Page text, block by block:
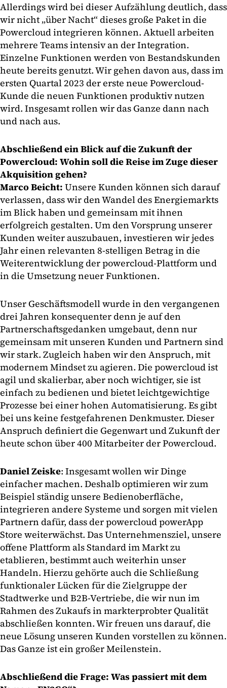
Allerdings wird bei dieser Aufzählung deutlich, dass
wir nicht „über Nacht“ dieses große Paket in die
Powercloud integrieren können. Aktuell arbeiten
mehrere Teams intensiv an der Integration.
Einzelne Funktionen werden von Bestandskunden
heute bereits genutzt. Wir gehen davon aus, dass im
ersten Quartal 2023 der erste neue Powercloud-
Kunde die neuen Funktionen produktiv nutzen
wird. Insgesamt rollen wir das Ganze dann nach
und nach aus.
Abschließend ein Blick auf die Zukunft der
Powercloud: Wohin soll die Reise im Zuge dieser
Akquisition gehen?
Marco Beicht: Unsere Kunden können sich darauf
verlassen, dass wir den Wandel des Energiemarkts
im Blick haben und gemeinsam mit ihnen
erfolgreich gestalten. Um den Vorsprung unserer
Kunden weiter auszubauen, investieren wir jedes
Jahr einen relevanten 8-stelligen Betrag in die
Weiterentwicklung der powercloud-Plattform und
in die Umsetzung neuer Funktionen.
Unser Geschäftsmodell wurde in den vergangenen
drei Jahren konsequenter denn je auf den
Partnerschaftsgedanken umgebaut, denn nur
gemeinsam mit unseren Kunden und Partnern sind
wir stark. Zugleich haben wir den Anspruch, mit
modernem Mindset zu agieren. Die powercloud ist
agil und skalierbar, aber noch wichtiger, sie ist
einfach zu bedienen und bietet leichtgewichtige
Prozesse bei einer hohen Automatisierung. Es gibt
bei uns keine festgefahrenen Denkmuster. Dieser
Anspruch definiert die Gegenwart und Zukunft der
heute schon über 400 Mitarbeiter der Powercloud.
Daniel Zeiske: Insgesamt wollen wir Dinge
einfacher machen. Deshalb optimieren wir zum
Beispiel ständig unsere Bedienoberfläche,
integrieren andere Systeme und sorgen mit vielen
Partnern dafür, dass der powercloud powerApp
Store weiterwächst. Das Unternehmensziel, unsere
offene Plattform als Standard im Markt zu
etablieren, bestimmt auch weiterhin unser
Handeln. Hierzu gehörte auch die Schließung
funktionaler Lücken für die Zielgruppe der
Stadtwerke und B2B-Vertriebe, die wir nun im
Rahmen des Zukaufs in markterprobter Qualität
abschließen konnten. Wir freuen uns darauf, die
neue Lösung unseren Kunden vorstellen zu können.
Das Ganze ist ein großer Meilenstein.
Abschließend die Frage: Was passiert mit dem